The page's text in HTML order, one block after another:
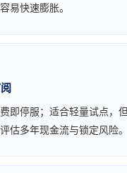
容易快速膨胀。
即停服；适合轻量试点，
估多年现金流与锁定风险。